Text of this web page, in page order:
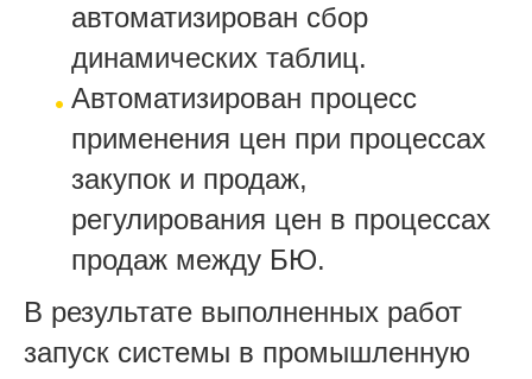
автоматизирован сбор
динамических таблиц.
Автоматизирован процесс
применения цен при процессах
закупок и продаж,
регулирования цен в процессах
продаж между БЮ.
В результате выполненных работ
запуск системы в промышленную